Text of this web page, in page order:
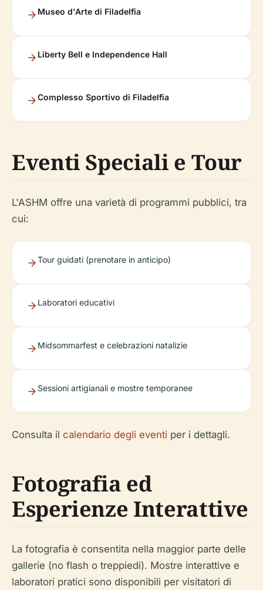
Museo d'Arte di Filadelfia
Liberty Bell e Independence Hall
Complesso Sportivo di Filadelfia
Eventi Speciali e Tour
L'ASHM offre una varietà di programmi pubblici, tra
cui:
Tour guidati (prenotare in anticipo)
Laboratori educativi
Midsommarfest e celebrazioni natalizie
Sessioni artigianali e mostre temporanee
Consulta il calendario degli eventi per i dettagli.
Fotografia ed
Esperienze Interattive
La fotografia è consentita nella maggior parte delle
gallerie (no flash o treppiedi). Mostre interattive e
laboratori pratici sono disponibili per visitatori di